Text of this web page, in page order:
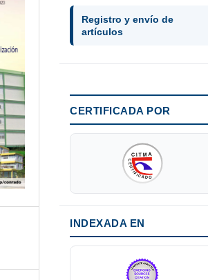
Registro y envío de
artículos
CERTIFICADA POR
INDEXADA EN